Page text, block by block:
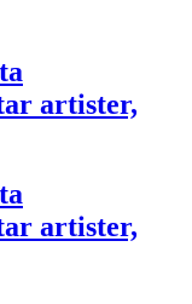
artister,
artister,